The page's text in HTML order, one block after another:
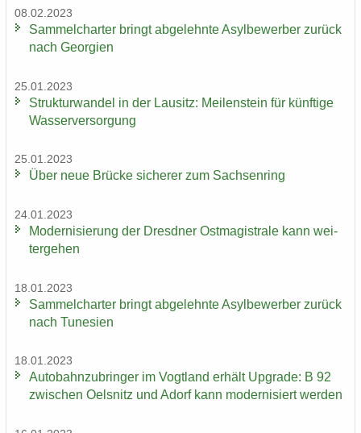
08.02.2023
Sam­mel­char­ter bringt ab­ge­lehn­te Asyl­be­wer­ber zu­rück
nach Ge­or­gi­en
25.01.2023
Struk­tur­wan­del in der Lau­sitz: Mei­len­stein für künf­ti­ge
Was­ser­ver­sor­gung
25.01.2023
Über neue Brü­cke si­che­rer zum Sach­sen­ring
24.01.2023
Mo­der­ni­sie­rung der Dresd­ner Ost­ma­gis­tra­le kann wei­
ter­ge­hen
18.01.2023
Sam­mel­char­ter bringt ab­ge­lehn­te Asyl­be­wer­ber zu­rück
nach Tu­ne­si­en
18.01.2023
Au­to­bahn­zu­brin­ger im Vogt­land er­hält Up­grade: B 92
zwi­schen Oels­nitz und Adorf kann mo­der­ni­siert wer­den